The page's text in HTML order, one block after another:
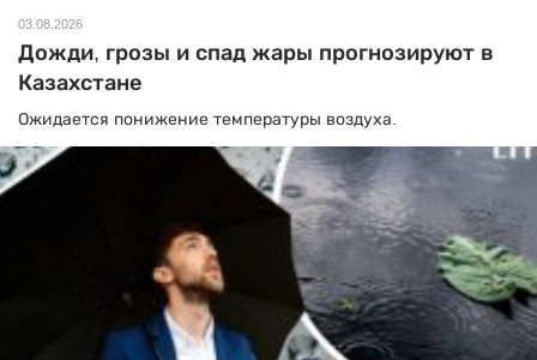
03.08.2026
Дожди, грозы и спад жары прогнозируют в
Казахстане
Ожидается понижение температуры воздуха.